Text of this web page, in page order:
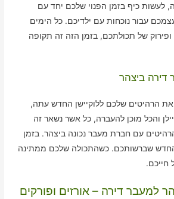
לעשות כיף בזמן הפנוי שלכם יחד עם
עבור נוכחות עם ילדיכם. כל הימים
של תכולתכם, בזמן הזה זה תקופה
דירה ביצהר
את הרהיטים שלכם ללוקיישן החדש עתה,
והכל מוכן להעברה, כל אשר נשאר זה
עם חברת מעבר נכונה ביצהר. בזמן
שברשותכם. כשהתכולה שלכם ממתינה
למעבר דירה – אורזים ופורקים